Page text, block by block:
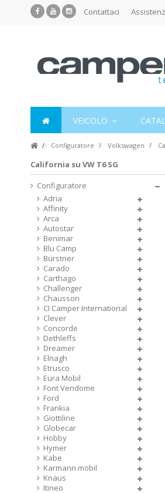
Contattaci
VEICOLO
Configuratore Volkswagen
California su VW T6 SG
Configuratore
Adria
Affinity
Arca
Autostar
Benimar
Blu Camp
Bürstner
Carado
Carthago
Challenger
Chausson
CI Camper International
Clever
Concorde
Dethleffs
Dreamer
Elnagh
Etrusco
Eura Mobil
Font Vendome
Ford
Frankia
Giottiline
Globecar
Hobby
Hymer
Kabe
Karmann mobil
Knaus
Itineo